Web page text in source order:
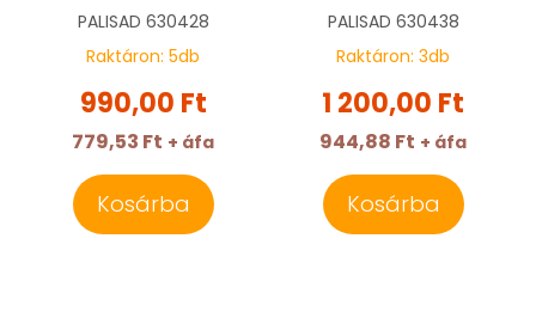
PALISAD 630428
Raktáron: 5db
990,00 Ft
779,53 Ft + áfa
Kosárba
PALISAD 630438
Raktáron: 3db
1 200,00 Ft
944,88 Ft + áfa
Kosárba